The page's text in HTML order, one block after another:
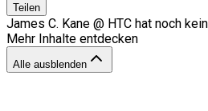
Teilen
James C. Kane @ HTC hat noch
Mehr Inhalte entdecken
Alle ausblenden